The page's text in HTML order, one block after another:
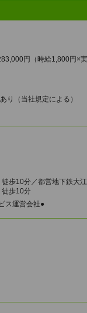
円（時給1,800円×
り（当社規定による）
歩10分／都営地下鉄大
徒歩10分
ス運営会社●